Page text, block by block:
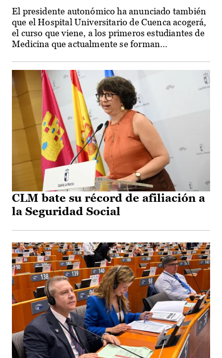
El presidente autonómico ha anunciado también
que el Hospital Universitario de Cuenca acogerá,
el curso que viene, a los primeros estudiantes de
Medicina que actualmente se forman...
CLM bate su récord de afiliación a
la Seguridad Social